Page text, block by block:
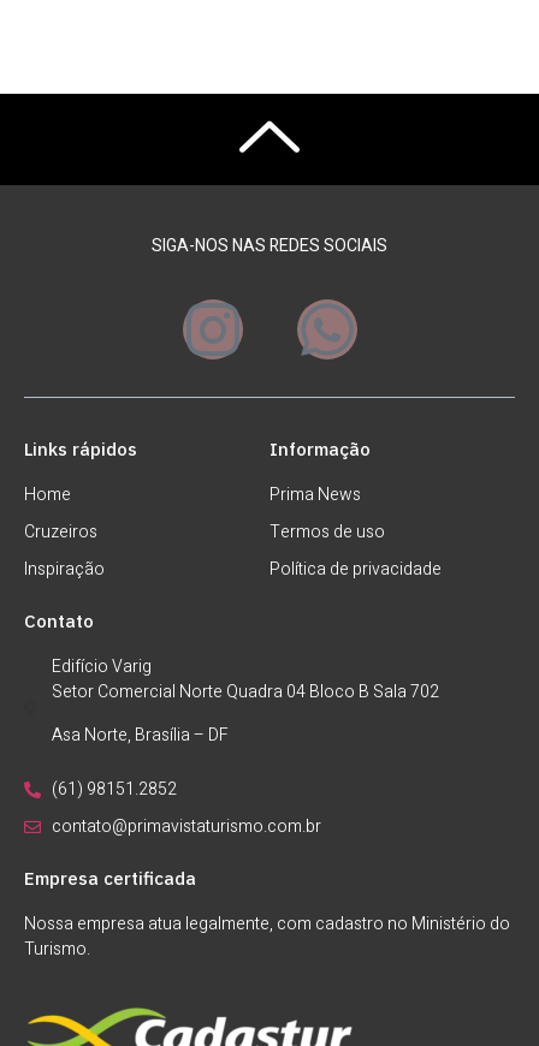
SIGA-NOS NAS REDES SOCIAIS
Links rápidos
Home
Cruzeiros
Inspiração
Informação
Prima News
Termos de uso
Política de privacidade
Contato
Edifício Varig
Setor Comercial Norte Quadra 04 Bloco B Sala 702
Asa Norte, Brasília – DF
(61) 98151.2852
contato@primavistaturismo.com.br
Empresa certificada
Nossa empresa atua legalmente, com cadastro no Ministério do
Turismo.